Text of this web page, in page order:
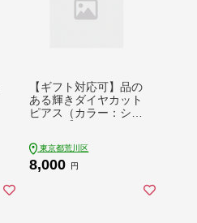
【ギフト対応可】品の
ある輝きダイヤカット
ピアス（カラー：シル
エリー K18GP 上品
職人 ギフト プレゼン
東京都荒川区
8,000 円